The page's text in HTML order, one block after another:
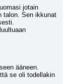
jotain
talon. Sen ikkunat
ääneen.
se oli todellakin